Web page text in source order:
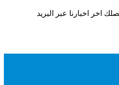
اخر اخبارنا عبر البريد